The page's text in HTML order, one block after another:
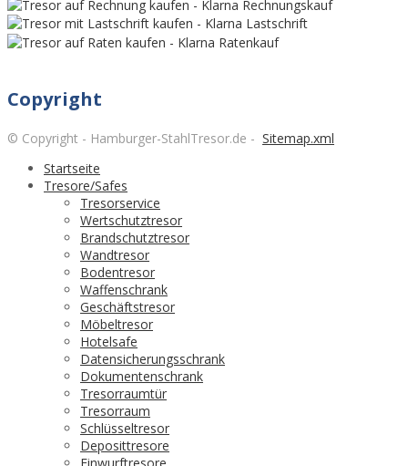
Copyright
© Copyright - Hamburger-StahlTresor.de - Sitemap.xml
Startseite
Tresore/Safes
Tresorservice
Wertschutztresor
Brandschutztresor
Wandtresor
Bodentresor
Waffenschrank
Geschäftstresor
Möbeltresor
Hotelsafe
Datensicherungsschrank
Dokumentenschrank
Tresorraumtür
Tresorraum
Schlüsseltresor
Deposittresore